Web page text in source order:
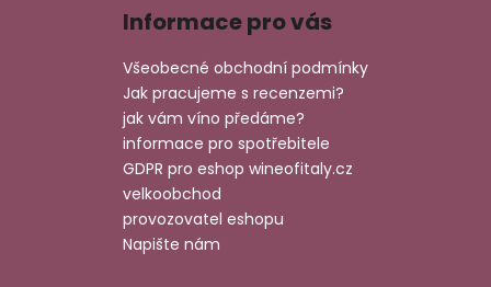
Informace pro vás
Všeobecné obchodní podmínky
Jak pracujeme s recenzemi?
jak vám víno předáme?
informace pro spotřebitele
GDPR pro eshop wineofitaly.cz
velkoobchod
provozovatel eshopu
Napište nám